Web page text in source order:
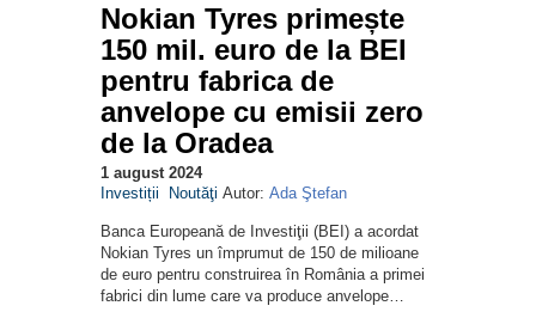
Nokian Tyres primește
150 mil. euro de la BEI
pentru fabrica de
anvelope cu emisii zero
de la Oradea
1 august 2024
Investiții
Noutăţi Autor: Ada Ştefan
Banca Europeană de Investiţii (BEI) a acordat
Nokian Tyres un împrumut de 150 de milioane
de euro pentru construirea în România a primei
fabrici din lume care va produce anvelope…